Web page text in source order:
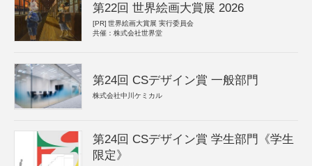
第22回 世界絵画大賞展 2026
[PR] 世界絵画大賞展 実行委員会
共催：株式会社世界堂
第24回 CSデザイン賞 一般部門
株式会社中川ケミカル
第24回 CSデザイン賞 学生部門《学生
限定》